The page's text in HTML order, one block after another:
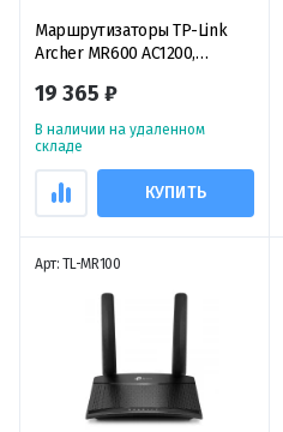
Маршрутизаторы TP-Link
Archer MR600 AC1200,
маршрутизатор
19 365 ₽
В наличии на удаленном
складе
КУПИТЬ
Арт: TL-MR100